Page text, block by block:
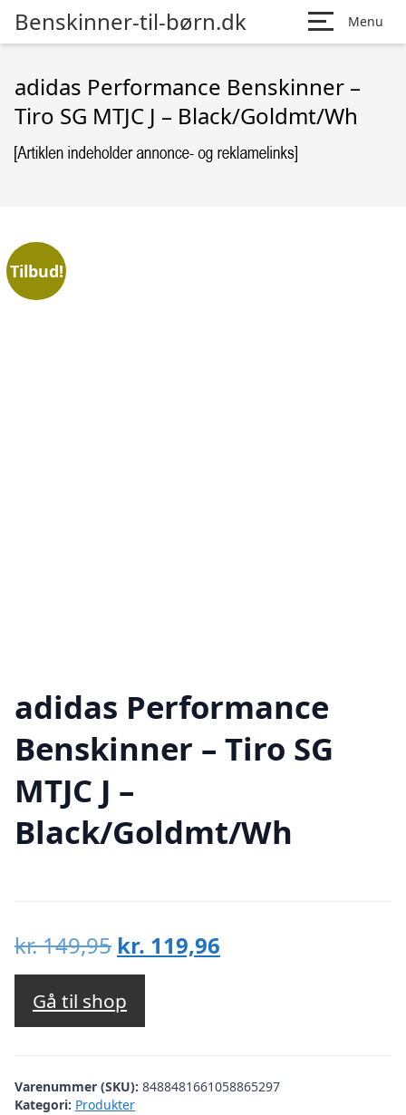
Benskinner-til-børn.dk Menu
adidas Performance Benskinner –
Tiro SG MTJC J – Black/Goldmt/Wh
Tilbud!
adidas Performance
Benskinner – Tiro SG
MTJC J –
Black/Goldmt/Wh
kr.149,95 Den
oprindelige
pris
var:
kr. 149,95.
kr. 119,96
kr. 119,96.
Gå til shop
Varenummer (SKU): 8488481661058865297
Kategori: Produkter